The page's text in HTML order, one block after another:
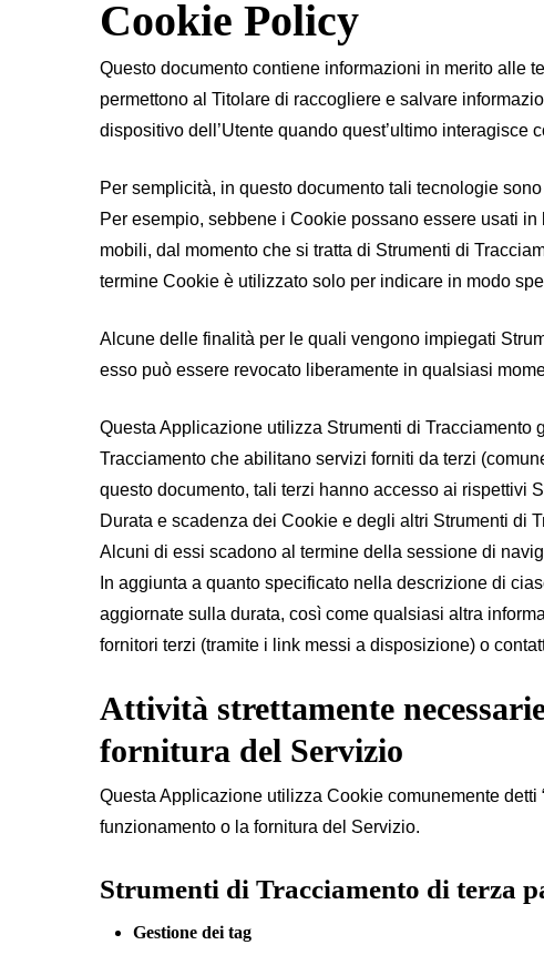
Cookie Policy
Questo documento contiene informazioni in merito alle
permettono al Titolare di raccogliere e salvare
dispositivo dell’Utente quando quest’ultimo interagisce
Per semplicità, in questo documento tali tecnologie
Per esempio, sebbene i Cookie possano essere usati
mobili, dal momento che si tratta di Strumenti di
termine Cookie è utilizzato solo per indicare in modo
Alcune delle finalità per le quali vengono impiegati
esso può essere revocato liberamente in qualsiasi
Questa Applicazione utilizza Strumenti di Tracciamento
Tracciamento che abilitano servizi forniti da terzi
questo documento, tali terzi hanno accesso ai rispettivi
Durata e scadenza dei Cookie e degli altri Strumenti di
Alcuni di essi scadono al termine della sessione di
In aggiunta a quanto specificato nella descrizione di
aggiornate sulla durata, così come qualsiasi altra
fornitori terzi (tramite i link messi a disposizione) o
Attività strettamente
fornitura del Servizio
Questa Applicazione utilizza Cookie comunemente
funzionamento o la fornitura del Servizio.
Strumenti di Tracciamento di terza
Gestione dei tag